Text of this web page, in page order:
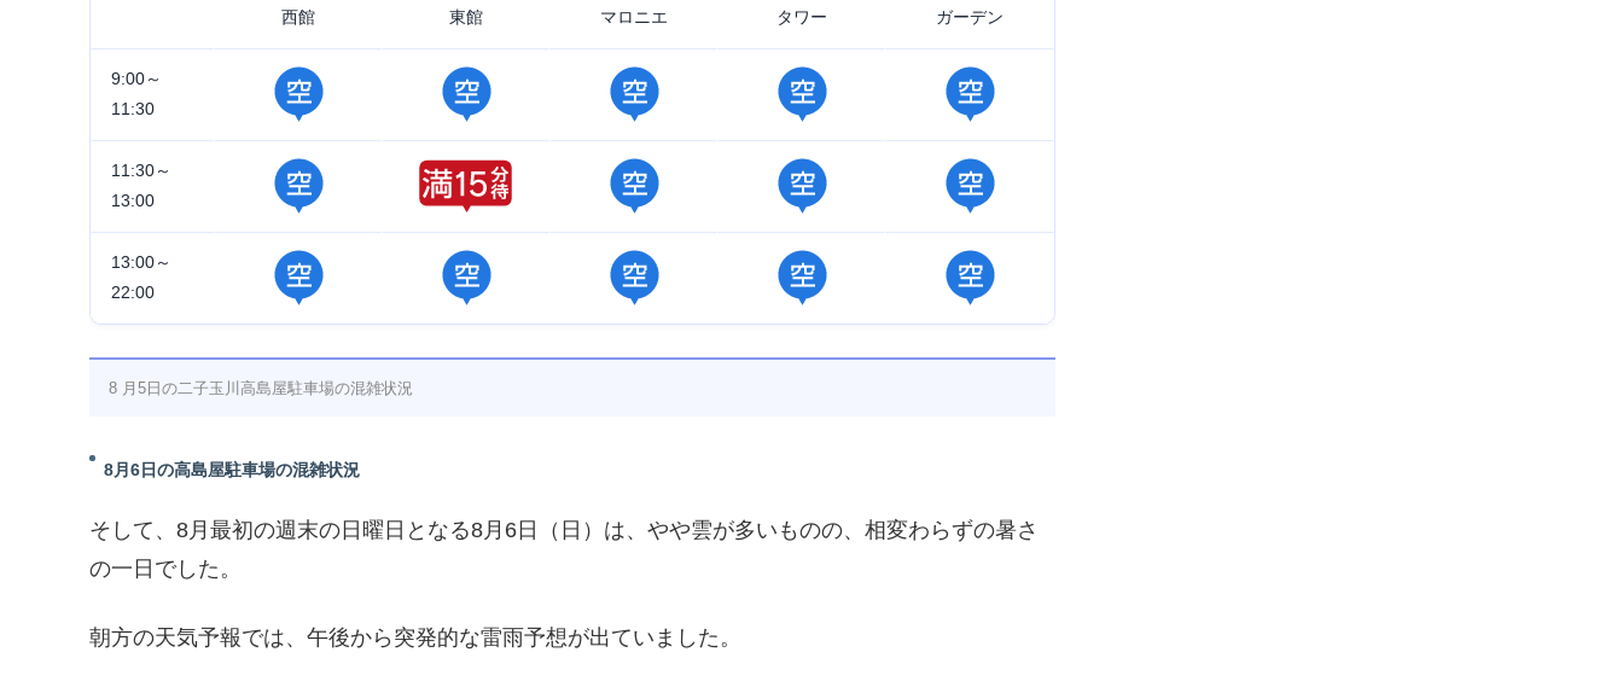
西館 東館 マロニエ タワー ガーデン
9:00～
11:30
11:30～
13:00
13:00～
22:00
8 月5日の二子玉川高島屋駐車場の混雑状況
8月6日の高島屋駐車場の混雑状況
そして、8月最初の週末の日曜日となる8月6日（日）は、やや雲が多いものの、相変わらずの暑さ
の一日でした。
朝方の天気予報では、午後から突発的な雷雨予想が出ていました。